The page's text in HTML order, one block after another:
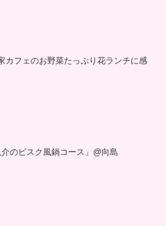
カフェのお野菜たっぷり花ランチに感
のビスク風鍋コース」@向島